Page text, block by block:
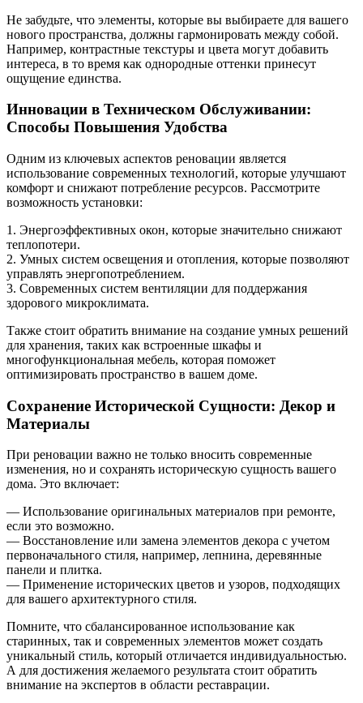
Не забудьте, что элементы, которые вы выбираете для вашего
нового пространства, должны гармонировать между собой.
Например, контрастные текстуры и цвета могут добавить
интереса, в то время как однородные оттенки принесут
ощущение единства.
Инновации в Техническом Обслуживании:
Способы Повышения Удобства
Одним из ключевых аспектов реновации является
использование современных технологий, которые улучшают
комфорт и снижают потребление ресурсов. Рассмотрите
возможность установки:
1. Энергоэффективных окон, которые значительно снижают
теплопотери.
2. Умных систем освещения и отопления, которые позволяют
управлять энергопотреблением.
3. Современных систем вентиляции для поддержания
здорового микроклимата.
Также стоит обратить внимание на создание умных решений
для хранения, таких как встроенные шкафы и
многофункциональная мебель, которая поможет
оптимизировать пространство в вашем доме.
Сохранение Исторической Сущности: Декор и
Материалы
При реновации важно не только вносить современные
изменения, но и сохранять историческую сущность вашего
дома. Это включает:
— Использование оригинальных материалов при ремонте,
если это возможно.
— Восстановление или замена элементов декора с учетом
первоначального стиля, например, лепнина, деревянные
панели и плитка.
— Применение исторических цветов и узоров, подходящих
для вашего архитектурного стиля.
Помните, что сбалансированное использование как
старинных, так и современных элементов может создать
уникальный стиль, который отличается индивидуальностью.
А для достижения желаемого результата стоит обратить
внимание на экспертов в области реставрации.